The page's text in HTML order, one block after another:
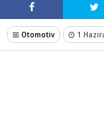
Otomotiv 1